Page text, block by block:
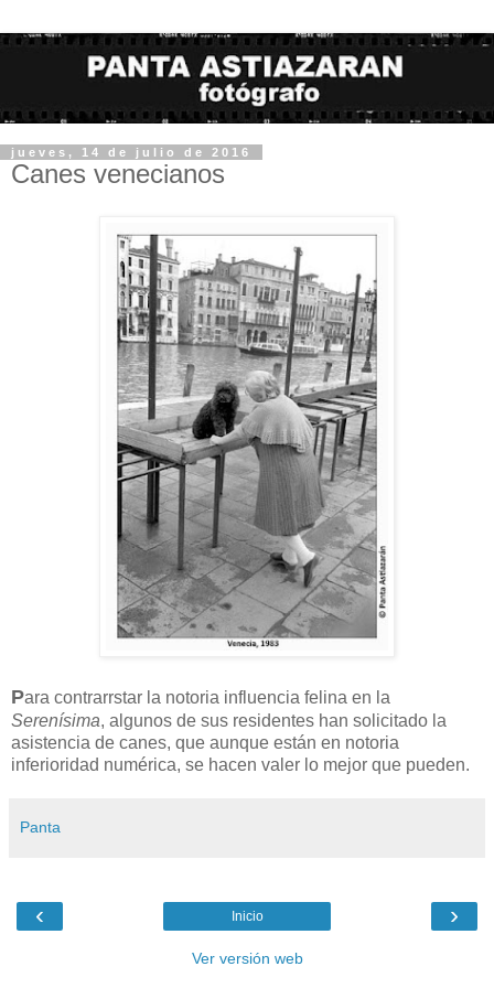
jueves, 14 de julio de 2016
Canes venecianos
Para contrarrstar la notoria influencia felina en la
Serenísima, algunos de sus residentes han solicitado la
asistencia de canes, que aunque están en notoria
inferioridad numérica, se hacen valer lo mejor que pueden.
Panta
‹ ›
Inicio
Ver versión web